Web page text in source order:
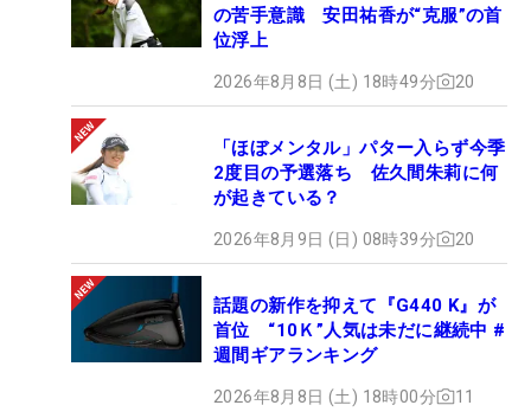
の苦手意識 安田祐香が“克服”の首
位浮上
2026年8月8日 (土) 18時49分 20
「ほぼメンタル」パター入らず今季
2度目の予選落ち 佐久間朱莉に何
が起きている？
2026年8月9日 (日) 08時39分 20
話題の新作を抑えて『G440 K』が
首位 “10Ｋ”人気は未だに継続中 #
週間ギアランキング
2026年8月8日 (土) 18時00分 11